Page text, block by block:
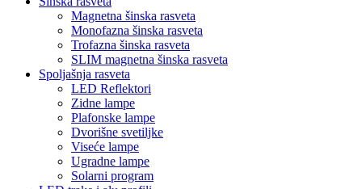
Magnetna šinska rasveta
Monofazna šinska rasveta
Trofazna šinska rasveta
SLIM magnetna šinska rasveta
Spoljašnja rasveta
LED Reflektori
Zidne lampe
Plafonske lampe
Dvorišne svetiljke
Viseće lampe
Ugradne lampe
Solarni program